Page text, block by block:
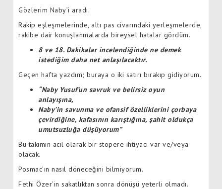
Gözlerim Naby’i aradı.
Rakip eşleşmelerinde, altı pas civarındaki yerleşmelerde,
rakibe dair konuşlanmalarda bireysel hatalar gördüm.
8 ve 18. Dakikalar incelendiğinde ne demek
istediğim daha net anlaşılacaktır.
Geçen hafta yazdım; buraya o iki satırı bırakıp gidiyorum.
“Naby Yusuf’un savruk ve belirsiz oyun
anlayışına,
Naby’in savunma ve ofansif özelliklerini çorbaya
çevirdiğine, kafasının karıştığına, şahit oldukça
umutsuzluğa düşüyorum”
Bu takımın acil olarak bir stopere ihtiyacı var ve/veya
olacak.
Posmac’ın nasıl döneceğini bilmiyorum.
Fethi Özer’in sakatlıktan sonra dönüşü yeterli olmadı.